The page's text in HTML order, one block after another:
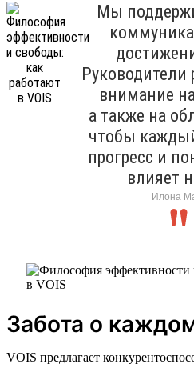
Мы
Руководители
внимание
а также на
чтобы
прогресс и
влияет
Илона
Забота о
VOIS предлагает